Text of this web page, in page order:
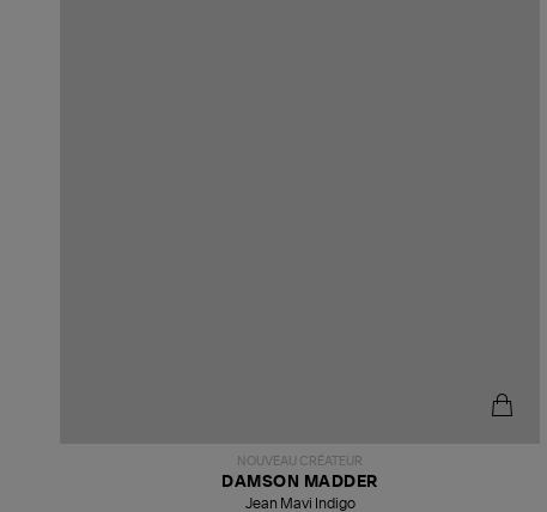
NOUVEAU CRÉATEUR
DAMSON MADDER
Jean Mavi Indigo